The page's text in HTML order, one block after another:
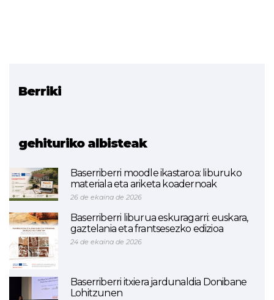
Berriki
gehituriko albisteak
Baserriberri moodle ikastaroa: liburuko
materiala eta ariketa koadernoak
26 de ekaina de 2026
Baserriberri liburua eskuragarri: euskara,
gaztelania eta frantsesezko edizioa
24 de ekaina de 2026
Baserriberri itxiera jardunaldia Donibane
Lohitzunen